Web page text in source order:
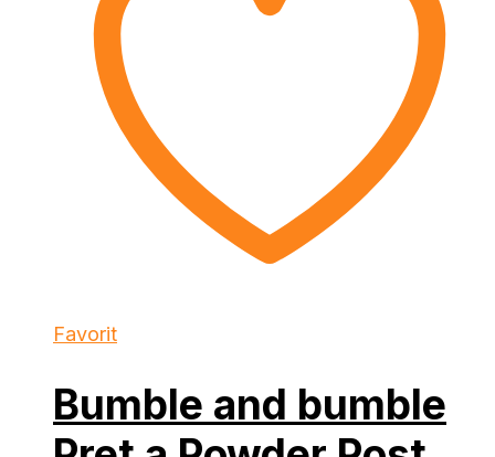
Favorit
Bumble and bumble